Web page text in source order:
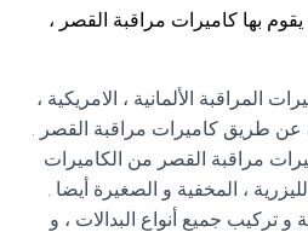
بها كاميرات مراقبة القصر ،
المراقبة الألمانية ، الامريكية ،
عن طريق كاميرات مراقبة القصر .
مراقبة القصر من الكاميرات
الليزرية ، المخفية و الصغيرة أيضا .
تركيب جميع أنواع البدالات ، و